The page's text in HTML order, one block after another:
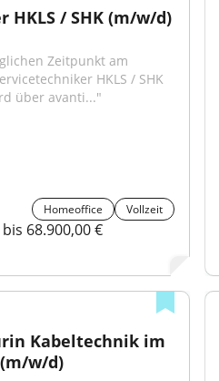
HKLS / SHK (m/w/d)
Zeitpunkt am
HKLS / SHK
über avanti..."
Homeoffice Vollzeit
68.900,00 €
Kabeltechnik im
(m/w/d)